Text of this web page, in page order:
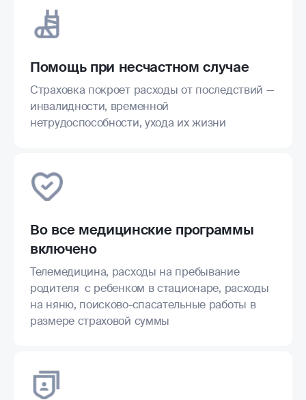
Помощь при несчастном случае
Страховка покроет расходы от последствий —
инвалидности, временной
нетрудоспособности, ухода их жизни
Во все медицинские программы
включено
Телемедицина, расходы на пребывание
родителя с ребенком в стационаре, расходы
на няню, поисково-спасательные работы в
размере страховой суммы